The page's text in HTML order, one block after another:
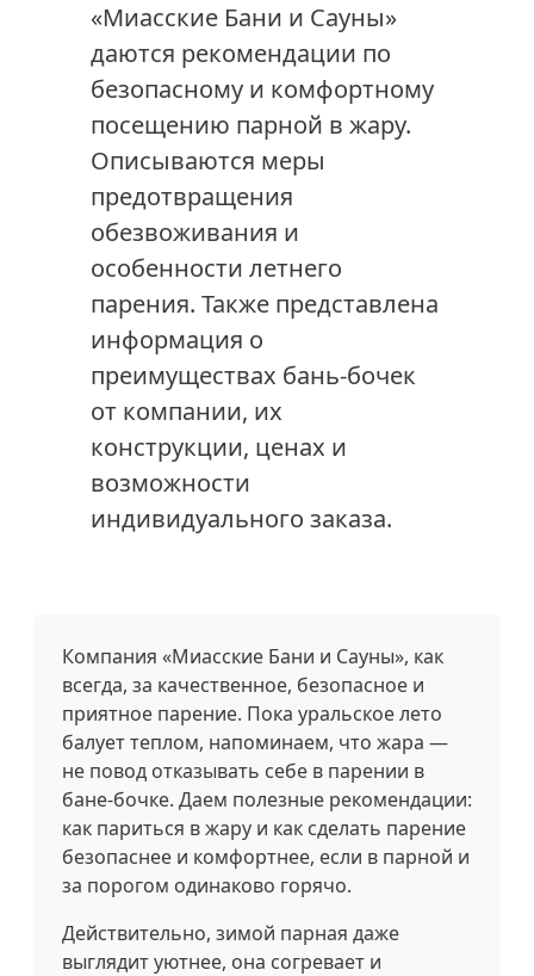
«Миасские Бани и Сауны»
даются рекомендации по
безопасному и комфортному
посещению парной в жару.
Описываются меры
предотвращения
обезвоживания и
особенности летнего
парения. Также представлена
информация о
преимуществах бань-бочек
от компании, их
конструкции, ценах и
возможности
индивидуального заказа.
Компания «Миасские Бани и Сауны», как
всегда, за качественное, безопасное и
приятное парение. Пока уральское лето
балует теплом, напоминаем, что жара —
не повод отказывать себе в парении в
бане-бочке. Даем полезные рекомендации:
как париться в жару и как сделать парение
безопаснее и комфортнее, если в парной и
за порогом одинаково горячо.
Действительно, зимой парная даже
выглядит уютнее, она согревает и